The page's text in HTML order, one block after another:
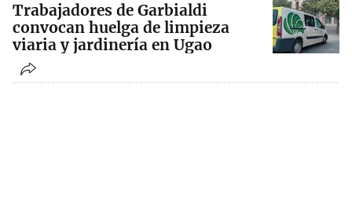
Trabajadores de Garbialdi
convocan huelga de limpieza
viaria y jardinería en Ugao